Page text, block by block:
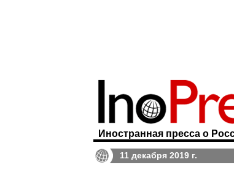
Иностранная пресса о
11 декабря 2019 г.